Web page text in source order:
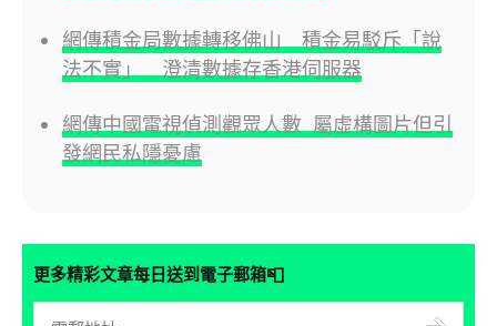
網傳積金局數據轉移佛山 積金易駁斥「說
法不實」 澄清數據存香港伺服器
網傳中國電視偵測觀眾人數 屬虛構圖片但引
發網民私隱憂慮
更多精彩文章每日送到電子郵箱📮